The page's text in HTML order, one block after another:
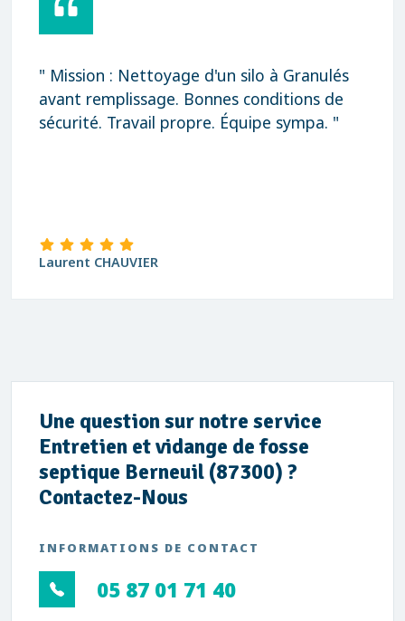
d'un silo à Granulés
Bonnes conditions de
propre. Équipe sympa. "
" Rapidité,
Merci "
Une question sur notre service
Entretien et vidange de fosse
septique Berneuil (87300) ?
Contactez-Nous
INFORMATIONS DE CONTACT
05 87 01 71 40